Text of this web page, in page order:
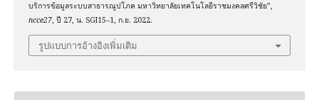
บริการข้อมูลระบบสาธารณูปโภค มหาวิทยาลัยเทคโนโลยีราชมงคลศรีวิชัย”,
ncce27, ปี 27, น. SGI15–1, ก.ย. 2022.
รูปแบบการอ้างอิงเพิ่มเติม